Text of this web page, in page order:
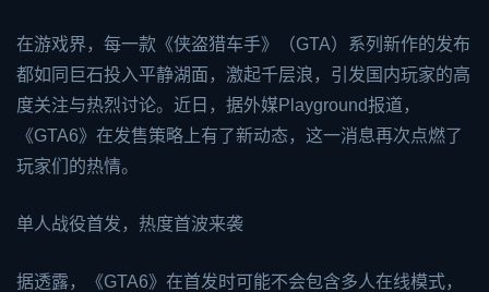
在游戏界，每一款《侠盗猎车手》（GTA）系列新作的发布
都如同巨石投入平静湖面，激起千层浪，引发国内玩家的高
度关注与热烈讨论。近日，据外媒Playground报道，
《GTA6》在发售策略上有了新动态，这一消息再次点燃了
玩家们的热情。
单人战役首发，热度首波来袭
据透露，《GTA6》在首发时可能不会包含多人在线模式，